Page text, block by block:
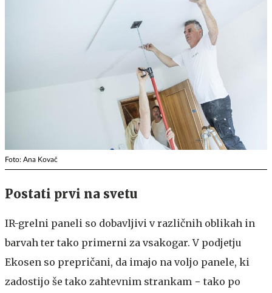
Foto: Ana Kovač
Postati prvi na svetu
IR-grelni paneli so dobavljivi v različnih oblikah in
barvah ter tako primerni za vsakogar. V podjetju
Ekosen so prepričani, da imajo na voljo panele, ki
zadostijo še tako zahtevnim strankam − tako po